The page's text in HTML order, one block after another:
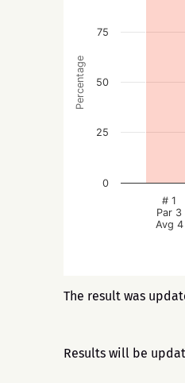
Percentage
# 1
Par 3
Avg 4
0
25
50
75
The result was
Results will be